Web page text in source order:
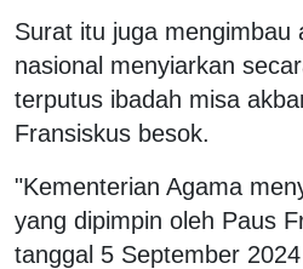
Surat itu juga mengimbau
nasional menyiarkan
terputus ibadah misa
Fransiskus besok.
"Kementerian Agama
yang dipimpin oleh Paus
tanggal 5 September